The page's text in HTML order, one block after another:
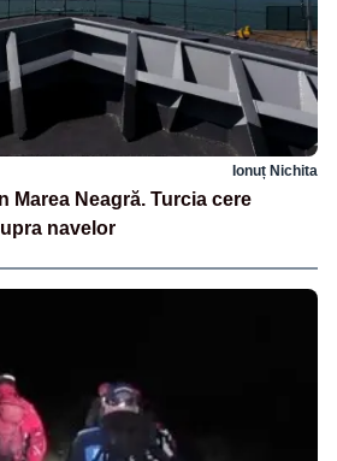
Ionuț Nichita
Marea Neagră. Turcia cere
navelor